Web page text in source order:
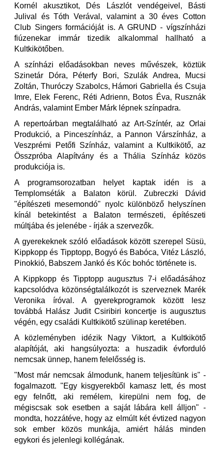
Kornél akusztikot, Dés Lászlót vendégeivel, Básti
Julival és Tóth Verával, valamint a 30 éves Cotton
Club Singers formációját is. A GRUND - vígszínházi
fiúzenekar immár tizedik alkalommal hallható a
Kultkikötőben.
A színházi előadásokban neves művészek, köztük
Szinetár Dóra, Péterfy Bori, Szulák Andrea, Mucsi
Zoltán, Thuróczy Szabolcs, Hámori Gabriella és Csuja
Imre, Elek Ferenc, Réti Adrienn, Botos Éva, Rusznák
András, valamint Ember Márk lépnek színpadra.
A repertoárban megtalálható az Art-Színtér, az Orlai
Produkció, a Pinceszínház, a Pannon Várszínház, a
Veszprémi Petőfi Színház, valamint a Kultkikötő, az
Összpróba Alapítvány és a Thália Színház közös
produkciója is.
A programsorozatban helyet kaptak idén is a
Templomséták a Balaton körül. Zubreczki Dávid
"építészeti mesemondó" nyolc különböző helyszínen
kínál betekintést a Balaton természeti, építészeti
múltjába és jelenébe - írják a szervezők.
A gyerekeknek szóló előadások között szerepel Süsü,
Kippkopp és Tipptopp, Bogyó és Babóca, Vitéz László,
Pinokkió, Babszem Jankó és Kóc bohóc története is.
A Kippkopp és Tipptopp augusztus 7-i előadásához
kapcsolódva közönségtalálkozót is szerveznek Marék
Veronika íróval. A gyerekprogramok között lesz
továbbá Halász Judit Csiribiri koncertje is augusztus
végén, egy családi Kultkikötő szülinap keretében.
A közleményben idézik Nagy Viktort, a Kultkikötő
alapítóját, aki hangsúlyozta: a huszadik évforduló
nemcsak ünnep, hanem felelősség is.
"Most már nemcsak álmodunk, hanem teljesítünk is" -
fogalmazott. "Egy kisgyerekből kamasz lett, és most
egy felnőtt, aki remélem, kirepülni nem fog, de
mégiscsak sok esetben a saját lábára kell álljon" -
mondta, hozzátéve, hogy az elmúlt két évtized nagyon
sok ember közös munkája, amiért hálás minden
egykori és jelenlegi kollégának.